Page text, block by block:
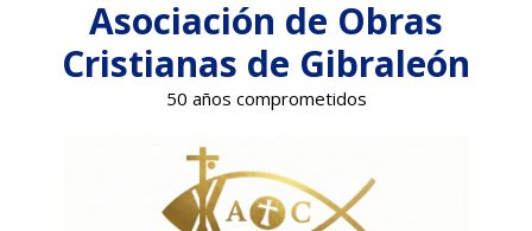
contenido
Asociación de Obras
Cristianas de Gibraleón
50 años comprometidos